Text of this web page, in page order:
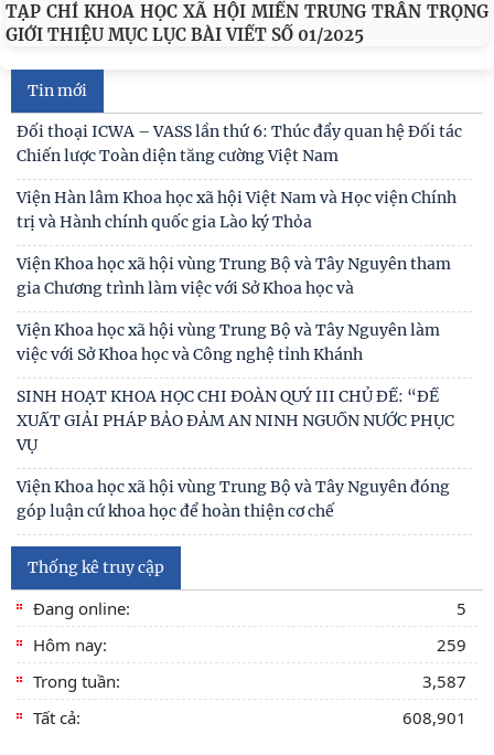
TẠP CHÍ KHOA HỌC XÃ HỘI MIỀN TRUNG TRÂN TRỌNG
GIỚI THIỆU MỤC LỤC BÀI VIẾT SỐ 01/2025
Tin mới
Đối thoại ICWA – VASS lần thứ 6: Thúc đẩy quan hệ Đối tác
Chiến lược Toàn diện tăng cường Việt Nam
Viện Hàn lâm Khoa học xã hội Việt Nam và Học viện Chính
trị và Hành chính quốc gia Lào ký Thỏa
Viện Khoa học xã hội vùng Trung Bộ và Tây Nguyên tham
gia Chương trình làm việc với Sở Khoa học và
Viện Khoa học xã hội vùng Trung Bộ và Tây Nguyên làm
việc với Sở Khoa học và Công nghệ tỉnh Khánh
SINH HOẠT KHOA HỌC CHI ĐOÀN QUÝ III CHỦ ĐỀ: “ĐỀ
XUẤT GIẢI PHÁP BẢO ĐẢM AN NINH NGUỒN NƯỚC PHỤC
VỤ
Viện Khoa học xã hội vùng Trung Bộ và Tây Nguyên đóng
góp luận cứ khoa học để hoàn thiện cơ chế
KHẢO SÁT VÀ TƯ VẤN PHÁT TRIỂN DU LỊCH CỘNG ĐỒNG
TẠI XÃ THƯỢNG ĐỨC, THÀNH PHỐ ĐÀ NẴNG
Tọa đàm khoa học “Hát bội trong đời sống văn hóa cư dân
vùng Nam Trung Bộ”
Kinh nghiệm quốc tế về kinh tế di sản và hàm ý giải pháp
góp phần xây dựng Công viên địa chất Phú
Thống kê truy cập
Đang online:
5
Hôm nay:
259
Trong tuần:
3,587
Tất cả:
608,901